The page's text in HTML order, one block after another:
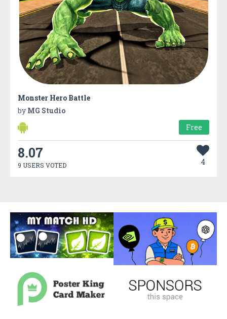
Monster Hero Battle
by MG Studio
Free
8.07
9 USERS VOTED 4